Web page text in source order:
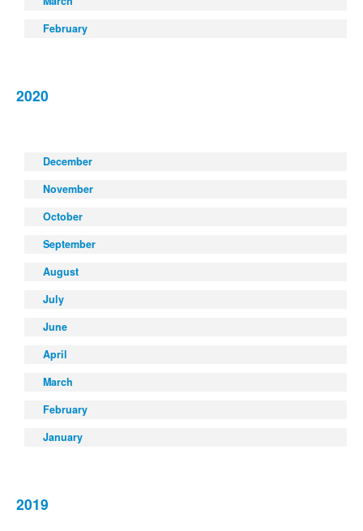
February
2020
December
November
October
September
August
July
June
April
March
February
January
2019